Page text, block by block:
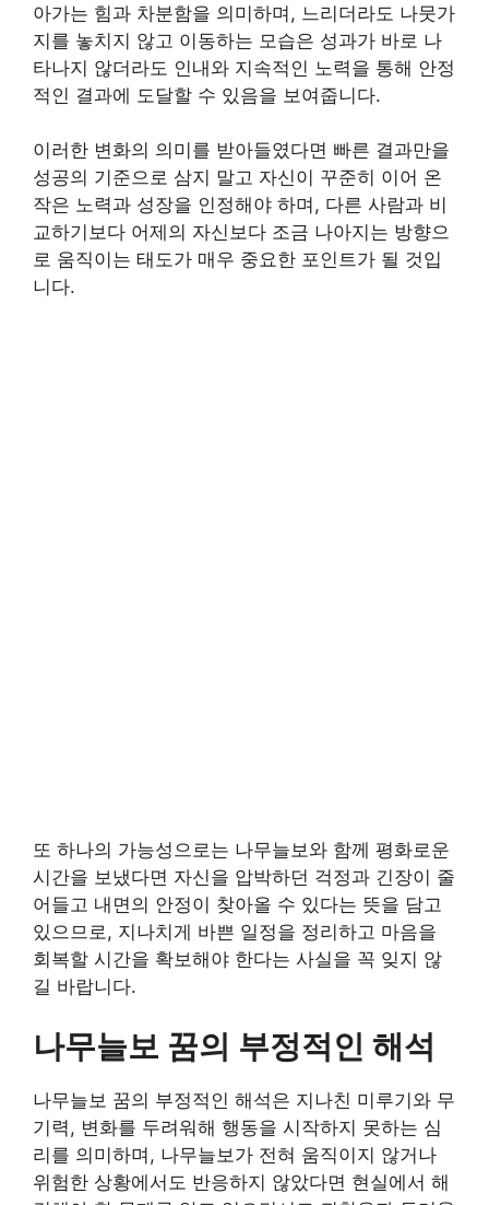
아가는 힘과 차분함을 의미하며, 느리더라도 나뭇가
지를 놓치지 않고 이동하는 모습은 성과가 바로 나
타나지 않더라도 인내와 지속적인 노력을 통해 안정
적인 결과에 도달할 수 있음을 보여줍니다.
이러한 변화의 의미를 받아들였다면 빠른 결과만을
성공의 기준으로 삼지 말고 자신이 꾸준히 이어 온
작은 노력과 성장을 인정해야 하며, 다른 사람과 비
교하기보다 어제의 자신보다 조금 나아지는 방향으
로 움직이는 태도가 매우 중요한 포인트가 될 것입
니다.
또 하나의 가능성으로는 나무늘보와 함께 평화로운
시간을 보냈다면 자신을 압박하던 걱정과 긴장이 줄
어들고 내면의 안정이 찾아올 수 있다는 뜻을 담고
있으므로, 지나치게 바쁜 일정을 정리하고 마음을
회복할 시간을 확보해야 한다는 사실을 꼭 잊지 않
길 바랍니다.
나무늘보 꿈의 부정적인 해석
나무늘보 꿈의 부정적인 해석은 지나친 미루기와 무
기력, 변화를 두려워해 행동을 시작하지 못하는 심
리를 의미하며, 나무늘보가 전혀 움직이지 않거나
위험한 상황에서도 반응하지 않았다면 현실에서 해